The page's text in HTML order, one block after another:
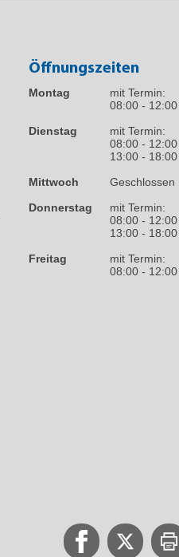
Öffnungszeiten
Montag
mit Termin:
08:00 -
Dienstag
mit Termin:
08:00 -
13:00 -
Mittwoch
Geschlossen
Donnerstag
mit Termin:
08:00 -
13:00 -
Freitag
mit Termin:
08:00 -